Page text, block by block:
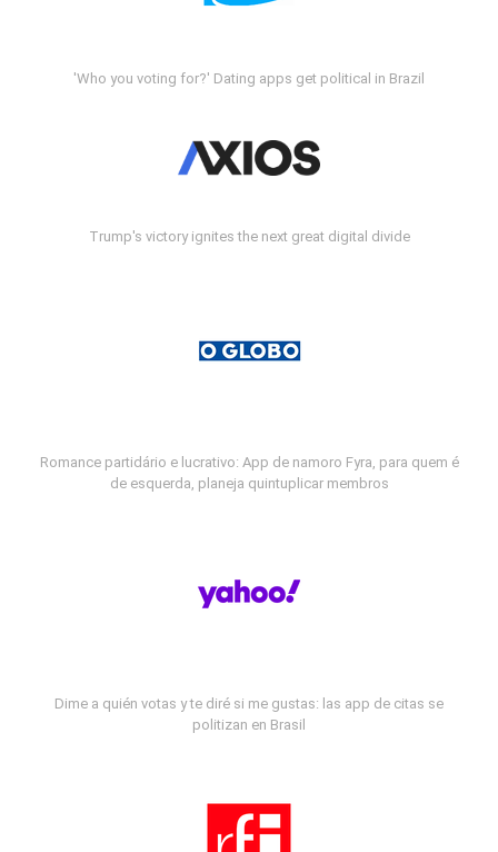
'Who you voting for?' Dating apps get political in Brazil
Trump's victory ignites the next great digital divide
Romance partidário e lucrativo: App de namoro Fyra, para quem é
de esquerda, planeja quintuplicar membros
Dime a quién votas y te diré si me gustas: las app de citas se
politizan en Brasil